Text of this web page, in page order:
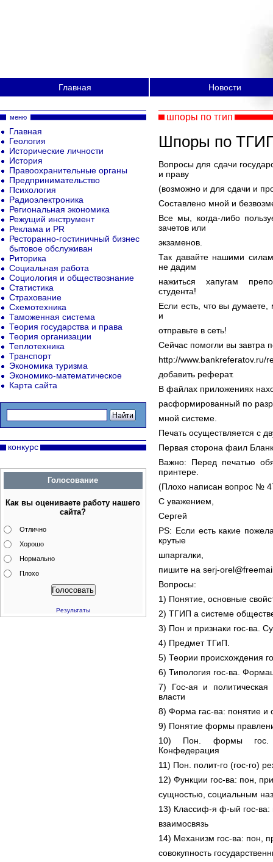
Главная Новости
шпоры по тгип
Шпоры по
Вопросы для сдачи
и праву
(возможно и для сдачи и
Составлено мной и
Все мы, когда-либо
зачетов или
экзаменов.
Так давайте нашими
не дадим
нажиться хапугам
студента!
Если есть, что вы думаете,
и
отправьте в сеть!
Сейчас помогли вы завтра
http://www.bankreferatov.ru/
добавить реферат.
В файлах приложениях
расформированный по
мной системе.
Печать осуществляется с
Первая сторона фаил
Важно: Перед печатью
принтере.
(Плохо написан вопрос №
С уважением,
Сергей
PS: Если есть какие
крутые
шпаргалки,
пишите на serj-
Вопросы:
1) Понятие, основные
2) ТГИП а системе
3) Пон и признаки гос-ва.
4) Предмет ТГиП.
5) Теории происхождения
6) Типология гос-ва.
7) Гос-ая и
власти
8) Форма гас-ва: понятие
9) Понятие формы
10) Пон. формы гос.
Конфедерация
11) Пон. полит-го (гос-го)
12) Функции гос-ва: пон,
сущностью, социальным
13) Классиф-я ф-ый гос-
взаимосвязь
14) Механизм гос-ва: пон,
совокупность
меню
Главная
Геология
Исторические личности
История
Правоохранительные органы
Предпринимательство
Психология
Радиоэлектроника
Региональная экономика
Режущий инструмент
Реклама и PR
Ресторанно-гостиничный бизнес
бытовое обслуживан
Риторика
Социальная работа
Социология и обществознание
Статистика
Страхование
Схемотехника
Таможенная система
Теория государства и права
Теория организации
Теплотехника
Транспорт
Экономика туризма
Экономико-математическое
Карта сайта
конкурс
Голосование
Как вы оцениваете работу нашего
сайта?
Отлично
Хорошо
Нормально
Плохо
Результаты